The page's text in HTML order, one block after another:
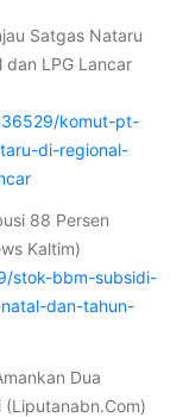
Satgas Nataru
dan LPG Lancar
komut-pt-
di-regional-
88 Persen
Kaltim)
stok-bbm-subsidi-
dan-tahun-
Dua
(Liputanabn.Com)